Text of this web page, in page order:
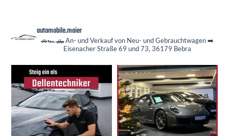
automobile.maier
🚗🏎️🛻 An- und Verkauf von Neu- und Gebrauchtwagen➡️
Eisenacher Straße 69 und 73, 36179 Bebra